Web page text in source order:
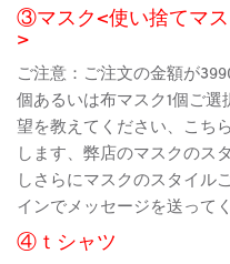
③マスク<使い捨てマス
>
ご注意：ご注文の金額が
個あるいは布マスク1個ご
望を教えてください、こち
します、弊店のマスクのス
しさらにマスクのスタイル
インでメッセージを送って
④ｔシャツ